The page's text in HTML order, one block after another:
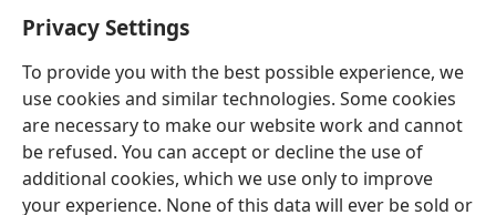
Privacy Settings
To provide you with the best possible experience, we
use cookies and similar technologies. Some cookies
are necessary to make our website work and cannot
be refused. You can accept or decline the use of
additional cookies, which we use only to improve
your experience. None of this data will ever be sold or
(opens
window)Ҝөзәтчи гүлләсинин онлајн китабханасы
(opens
new
window)JW Hub ®
(opens
new